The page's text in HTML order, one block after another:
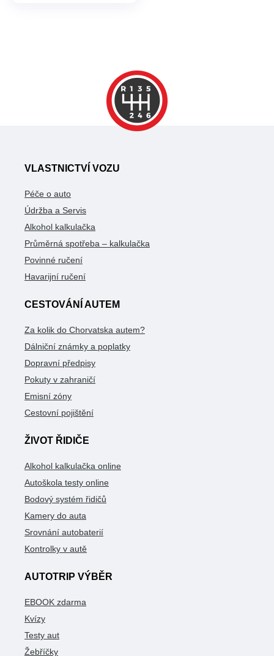
VLASTNICTVÍ VOZU
Péče o auto
Údržba a Servis
Alkohol kalkulačka
Průměrná spotřeba – kalkulačka
Povinné ručení
Havarijní ručení
CESTOVÁNÍ AUTEM
Za kolik do Chorvatska autem?
Dálniční známky a poplatky
Dopravní předpisy
Pokuty v zahraničí
Emisní zóny
Cestovní pojištění
ŽIVOT ŘIDIČE
Alkohol kalkulačka online
Autoškola testy online
Bodový systém řidičů
Kamery do auta
Srovnání autobaterií
Kontrolky v autě
AUTOTRIP VÝBĚR
EBOOK zdarma
Kvízy
Testy aut
Žebříčky